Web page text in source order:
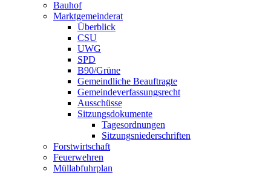
Bauhof
Marktgemeinderat
Überblick
CSU
UWG
SPD
B90/Grüne
Gemeindliche Beauftragte
Gemeindeverfassungsrecht
Ausschüsse
Sitzungsdokumente
Tagesordnungen
Sitzungsniederschriften
Forstwirtschaft
Feuerwehren
Müllabfuhrplan